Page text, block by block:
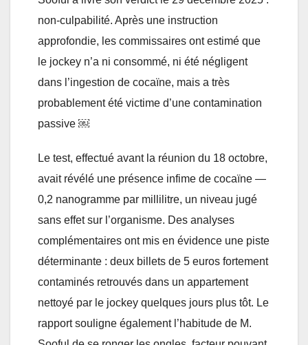
non-culpabilité. Après une instruction
approfondie, les commissaires ont estimé que
le jockey n’a ni consommé, ni été négligent
dans l’ingestion de cocaïne, mais a très
probablement été victime d’une contamination
passive ￼
Le test, effectué avant la réunion du 18 octobre,
avait révélé une présence infime de cocaïne —
0,2 nanogramme par millilitre, un niveau jugé
sans effet sur l’organisme. Des analyses
complémentaires ont mis en évidence une piste
déterminante : deux billets de 5 euros fortement
contaminés retrouvés dans un appartement
nettoyé par le jockey quelques jours plus tôt. Le
rapport souligne également l’habitude de M.